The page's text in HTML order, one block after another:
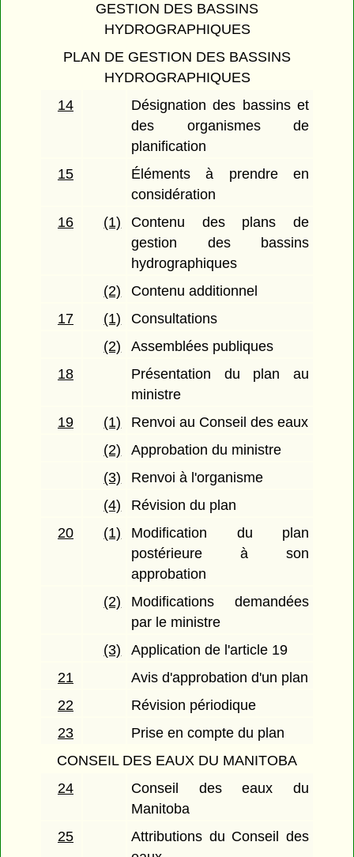
GESTION DES BASSINS
HYDROGRAPHIQUES
PLAN DE GESTION DES BASSINS
HYDROGRAPHIQUES
14
Désignation des bassins et
des organismes de
planification
15
Éléments à prendre en
considération
16
(1)
Contenu des plans de
gestion des bassins
hydrographiques
(2)
Contenu additionnel
17
(1)
Consultations
(2)
Assemblées publiques
18
Présentation du plan au
ministre
19
(1)
Renvoi au Conseil des eaux
(2)
Approbation du ministre
(3)
Renvoi à l'organisme
(4)
Révision du plan
20
(1)
Modification du plan
postérieure à son
approbation
(2)
Modifications demandées
par le ministre
(3)
Application de l'article 19
21
Avis d'approbation d'un plan
22
Révision périodique
23
Prise en compte du plan
CONSEIL DES EAUX DU MANITOBA
24
Conseil des eaux du
Manitoba
25
Attributions du Conseil des